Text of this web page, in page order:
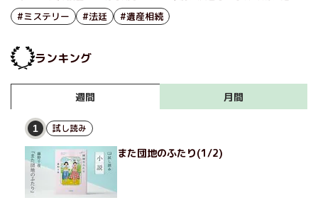
込んでいく。
#ミステリー #法廷 #遺産相続
ランキング
週間 月間
1 試し読み
また団地のふたり(1/2)